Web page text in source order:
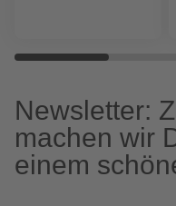
Newsletter:
machen wir
einem